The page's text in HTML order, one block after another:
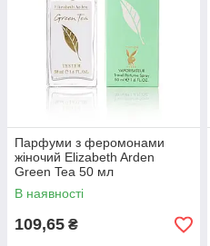
Парфуми з феромонами
жіночий Elizabeth Arden
Green Tea 50 мл
В наявності
109,65 ₴